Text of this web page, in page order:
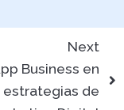
Next
Business en
estrategias de